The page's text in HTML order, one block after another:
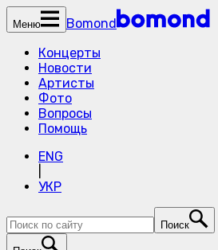
Меню
Bomond
Концерты
Новости
Артисты
Фото
Вопросы
Помощь
ENG
УКР
Поиск